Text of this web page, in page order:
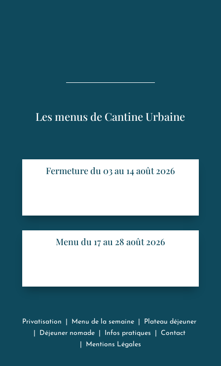
Les menus de Cantine Urbaine
Fermeture du 03 au 14 août 2026
Menu du 17 au 28 août 2026
Privatisation Menu de la semaine
Plateau déjeuner
Déjeuner nomade| Infos pratiques
Contact
Mentions Légales